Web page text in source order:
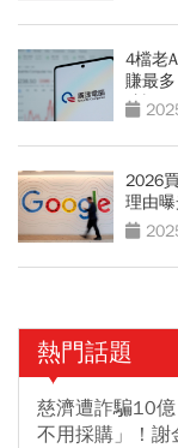
4檔老
賺最
緯穎
2026
理由
熱門話題
慈濟遭詐騙10
不用採購」！謝